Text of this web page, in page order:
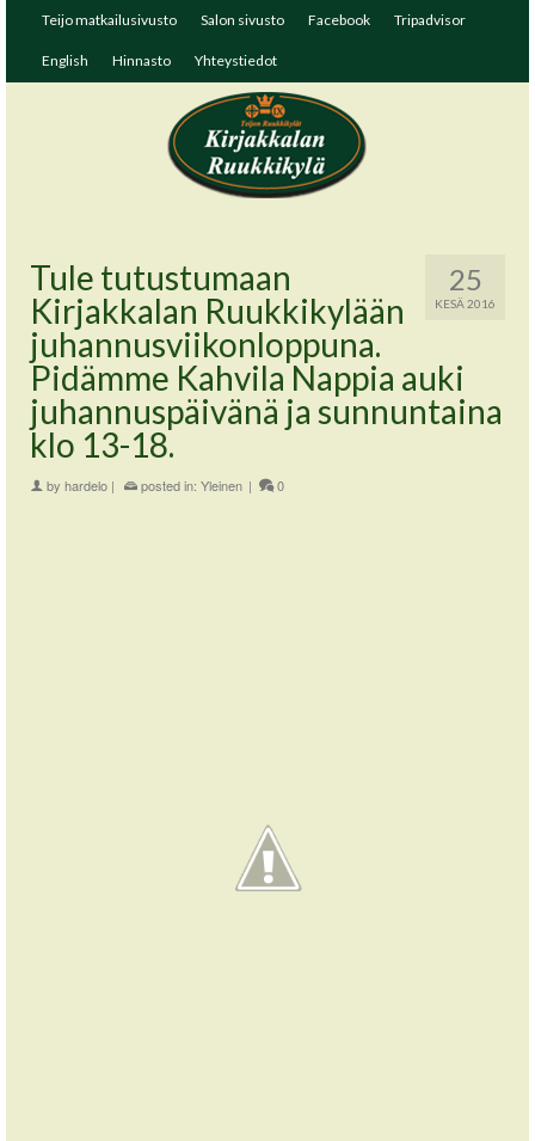
Teijo matkailusivusto Salon sivusto Facebook Tripadvisor
English Hinnasto Yhteystiedot
25
KESÄ 2016
Tule tutustumaan
Kirjakkalan Ruukkikylään
juhannusviikonloppuna.
Pidämme Kahvila Nappia auki
juhannuspäivänä ja sunnuntaina
klo 13-18.
by hardelo | posted in: Yleinen | 0